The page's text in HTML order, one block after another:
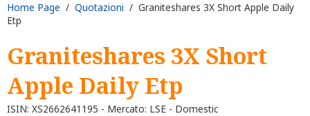
Home Page / Quotazioni / Graniteshares 3X Short Apple Daily
Etp
Graniteshares 3X Short
Apple Daily Etp
ISIN: XS2662641195 - Mercato: LSE - Domestic